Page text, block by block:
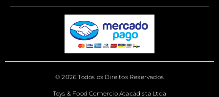
© 2026 Todos os Direitos Reservados
Toys & Food Comercio Atacadista Ltda